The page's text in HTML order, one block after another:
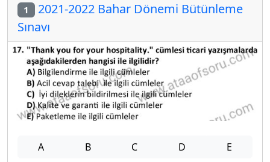
1 2021-2022 Bahar Dönemi Bütünleme
Sınavı
A B C D E